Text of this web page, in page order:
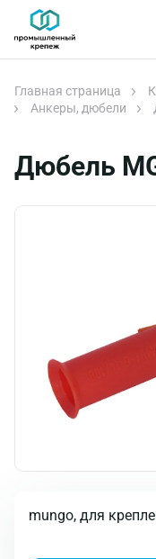
Главная страница
Анкеры, дюбели
Дюбель
mungo, для